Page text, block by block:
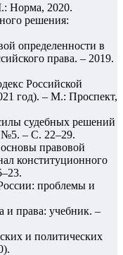
Норма, 2020.
решения:
определенности в
права. – 2019.
Российской
год). – М.: Проспект,
судебных решений
№5. – С. 22–29.
правовой
конституционного
проблемы и
и права: учебник. –
и политических